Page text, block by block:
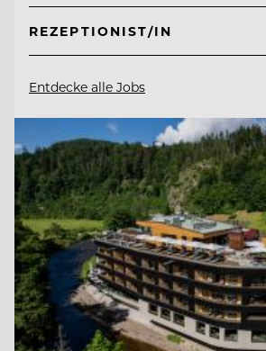
REZEPTIONIST/IN
Entdecke alle Jobs